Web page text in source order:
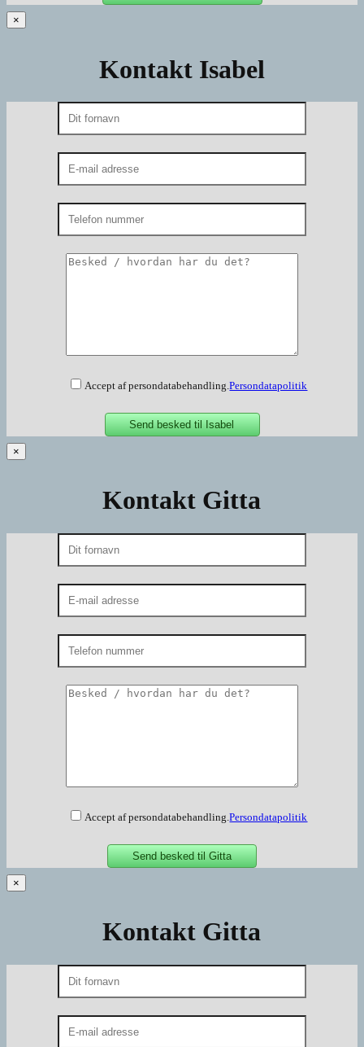
×
Kontakt Isabel
Accept af persondatabehandling.Persondatapolitik
×
Kontakt Gitta
Accept af persondatabehandling.Persondatapolitik
×
Kontakt Gitta